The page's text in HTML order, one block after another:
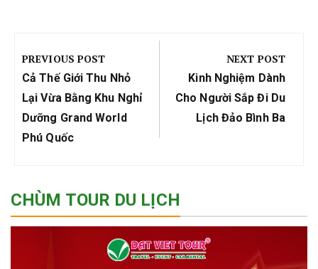
hướng
bài
viết
PREVIOUS POST
Previous
Post:
Cả Thế Giới Thu Nhỏ
Lại Vừa Bằng Khu Nghỉ
Dưỡng Grand World
Phú Quốc
NEXT POST
Next
Post:
Kinh Nghiệm Dành
Cho Người Sắp Đi Du
Lịch Đảo Bình Ba
CHÙM TOUR DU LỊCH